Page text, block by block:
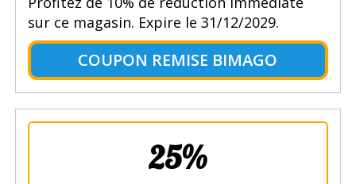
sur ce magasin. Expire le 31/12/2029.
COUPON REMISE BIMAGO
25%